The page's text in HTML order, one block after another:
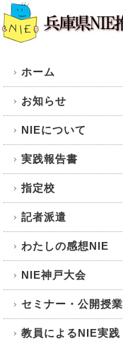
ホーム
お知らせ
NIEについて
実践報告書
指定校
記者派遣
わたしの感想NIE
NIE神戸大会
セミナー・公開授業
教員によるNIE実践